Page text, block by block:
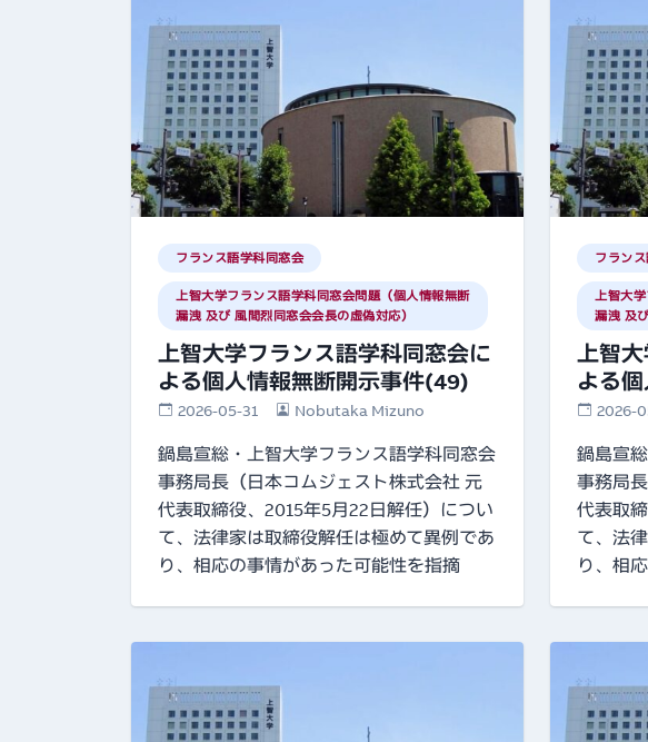
フランス語学科同窓会
上智大学フランス語学科同窓会問題（個人情報無断
漏洩 及び 風間烈同窓会会長の虚偽対応）
上智大学フランス語学科同窓会に
よる個人情報無断開示事件(49)
2026-05-31 Nobutaka Mizuno
鍋島宣総・上智大学フランス語学科同窓会
事務局長（日本コムジェスト株式会社 元
代表取締役、2015年5月22日解任）につい
て、法律家は取締役解任は極めて異例であ
り、相応の事情があった可能性を指摘
フラン
上智大
漏洩 及
上智
よる
2026-
鍋島宣
事務局
代表取
て、法
り、相